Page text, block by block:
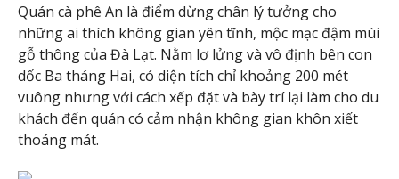
Quán cà phê An là điểm dừng chân lý tưởng cho
những ai thích không gian yên tĩnh, mộc mạc đậm mùi
gỗ thông của Đà Lạt. Nằm lơ lửng và vô định bên con
dốc Ba tháng Hai, có diện tích chỉ khoảng 200 mét
vuông nhưng với cách xếp đặt và bày trí lại làm cho du
khách đến quán có cảm nhận không gian khôn xiết
thoáng mát.